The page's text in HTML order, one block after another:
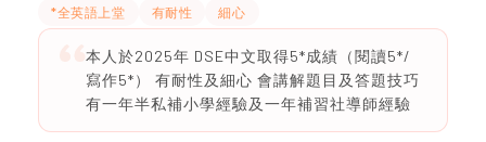
*全英語上堂 有耐性 細心
本人於2025年 DSE中文取得5*成績（閱讀5*/
寫作5*） 有耐性及細心 會講解題目及答題技巧
有一年半私補小學經驗及一年補習社導師經驗